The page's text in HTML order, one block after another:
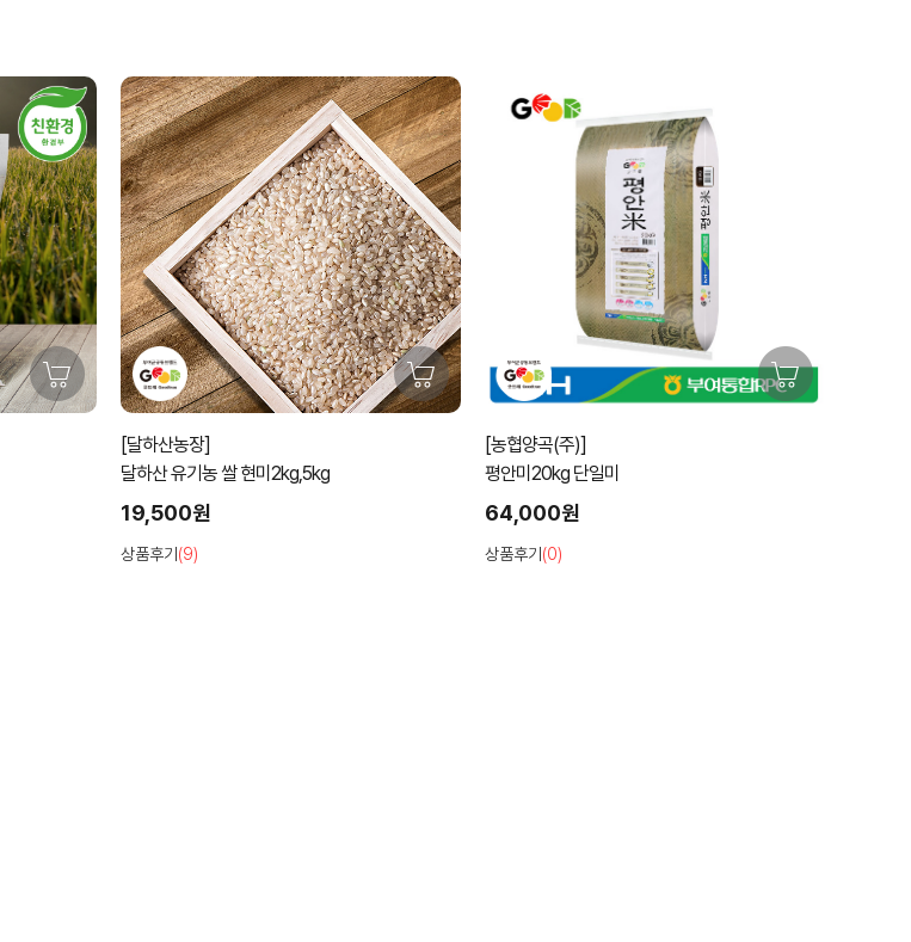
[달하산농장]
달하산 유기농 쌀 현미2kg,5kg
19,500원
상품후기 (9)
[농협양곡(주)]
평안미20kg 단일미
64,000원
상품후기 (0)